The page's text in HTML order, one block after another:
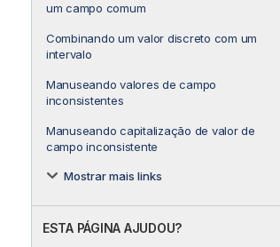
um campo comum
Combinando um valor discreto com um
intervalo
Manuseando valores de campo
inconsistentes
Manuseando capitalização de valor de
campo inconsistente
Mostrar mais links
ESTA PÁGINA AJUDOU?